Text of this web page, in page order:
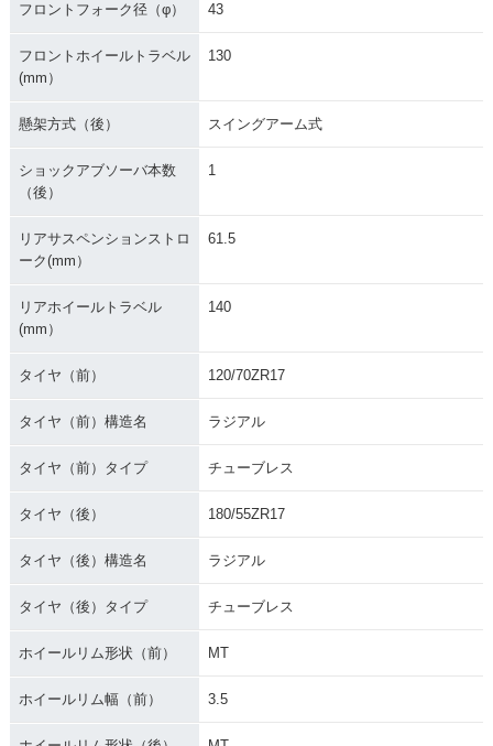
フロントフォーク径（φ） 43
フロントホイールトラベル
(mm）
130
懸架方式（後） スイングアーム式
ショックアブソーバ本数
（後）
1
リアサスペンションストロ
ーク(mm）
61.5
リアホイールトラベル
(mm）
140
タイヤ（前） 120/70ZR17
タイヤ（前）構造名 ラジアル
タイヤ（前）タイプ チューブレス
タイヤ（後） 180/55ZR17
タイヤ（後）構造名 ラジアル
タイヤ（後）タイプ チューブレス
ホイールリム形状（前） MT
ホイールリム幅（前） 3.5